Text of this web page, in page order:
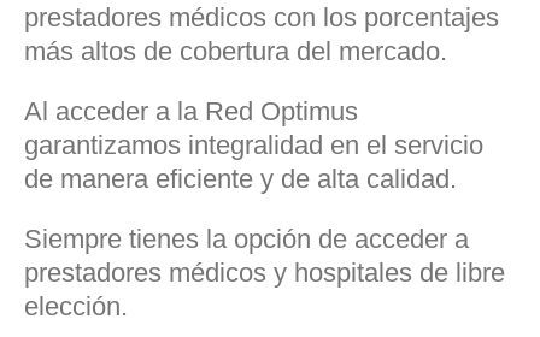
prestadores médicos con los porcentajes
más altos de cobertura del mercado.
Al acceder a la Red Optimus
garantizamos integralidad en el servicio
de manera eficiente y de alta calidad.
Siempre tienes la opción de acceder a
prestadores médicos y hospitales de libre
elección.